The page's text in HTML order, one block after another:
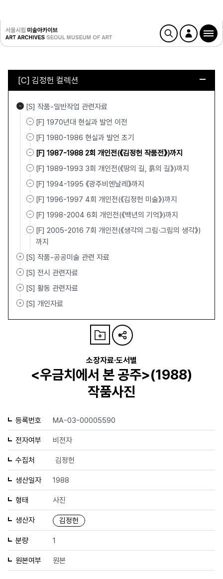
[C] 김정헌 컬렉션
[S] 작품-일반작업 관련자료
[F] 1970년대 현실과 발언 이전
[F] 1980-1986 현실과 발언 초기
[F] 1987-1988 2회 개인전(《김정헌 작품전》)까지
[F] 1989-1993 3회 개인전(《땅의 길, 흙의 길》)까지
[F] 1994-1995 《광주비엔날레》까지
[F] 1996-1997 4회 개인전(《김정헌 미술》)까지
[F] 1998-2004 6회 개인전(《백년의 기억》)까지
[F] 2005-2016 7회 개인전(《생각의 그림·그림의 생각》)
까지
[S] 작품-공공미술 관련 자료
[S] 전시 관련자료
[S] 활동 관련자료
[S] 개인자료
소장자료·도서별
<우금치에서 본 공주>(1988)
작품사진
등록번호 MA-03-00005590
전자여부 비전자
수집처 김정헌
생산일자 1988
형태 사진
생산자 김정헌
분량 1
원본여부 원본